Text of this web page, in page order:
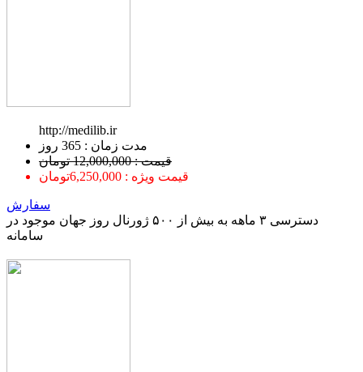
http://medilib.ir
ﻣﺪﺕ ﺯﻣﺎﻥ : 365 ﺭﻭﺯ
قیمت : 12,000,000 تومان
قیمت ویژه : 6,250,000تومان
سفارش
دسترسی ۳ ماهه به بیش از ۵۰۰ ژورنال روز جهان موجود در
سامانه